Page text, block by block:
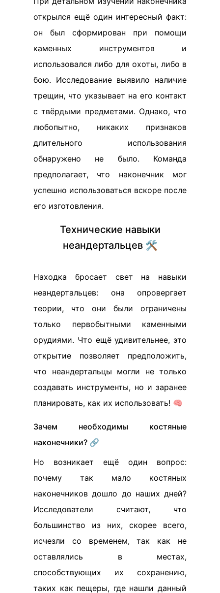
открылся ещё один интересный факт:
он был сформирован при помощи
каменных инструментов и
использовался либо для охоты, либо в
бою. Исследование выявило наличие
трещин, что указывает на его контакт
с твёрдыми предметами. Однако, что
любопытно, никаких признаков
длительного использования
обнаружено не было. Команда
предполагает, что наконечник мог
успешно использоваться вскоре после
его изготовления.
Технические навыки
неандертальцев 🛠️
Находка бросает свет на навыки
неандертальцев: она опровергает
теории, что они были ограничены
только первобытными каменными
орудиями. Что ещё удивительнее, это
открытие позволяет предположить,
что неандертальцы могли не только
создавать инструменты, но и заранее
планировать, как их использовать! 🧠
Зачем необходимы костяные
наконечники? 🔗
Но возникает ещё один вопрос:
почему так мало костяных
наконечников дошло до наших дней?
Исследователи считают, что
большинство из них, скорее всего,
исчезли со временем, так как не
оставлялись в местах,
способствующих их сохранению,
таких как пещеры, где нашли данный